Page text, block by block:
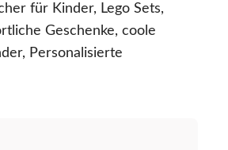
für Kinder, Lego Sets,
Geschenke, coole
Personalisierte